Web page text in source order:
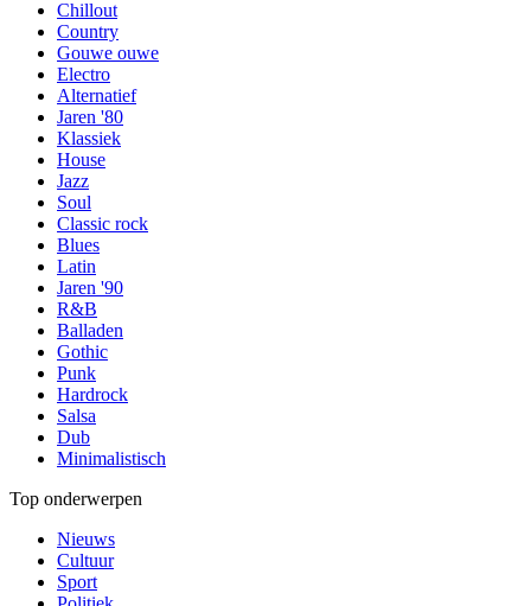
Chillout
Country
Gouwe ouwe
Electro
Alternatief
Jaren '80
Klassiek
House
Jazz
Soul
Classic rock
Blues
Latin
Jaren '90
R&B
Balladen
Gothic
Punk
Hardrock
Salsa
Dub
Minimalistisch
Top onderwerpen
Nieuws
Cultuur
Sport